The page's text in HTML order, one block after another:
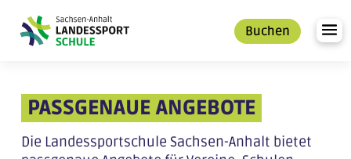
Inhalt
Buchen
PASSGENAUE ANGEBOTE
Die Landessportschule Sachsen-Anhalt bietet